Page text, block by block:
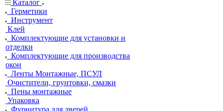
Каталог
Герметики
Инструмент
Клей
Комплектующие для установки и
отделки
Комплектующие для производства
окон
Ленты Монтажные, ПСУЛ
Очистители, грунтовки, смазки
Пены монтажные
Упаковка
Фурнитура для дверей